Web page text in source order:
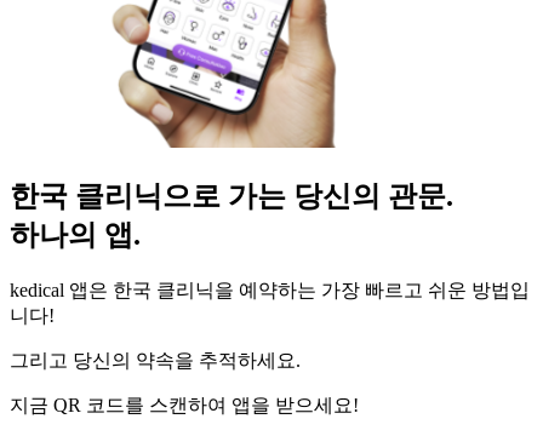
한국 클리닉으로 가는 당신의 관문.
하나의 앱.
kedical 앱은 한국 클리닉을 예약하는 가장 빠르고 쉬운 방법입
니다!
그리고 당신의 약속을 추적하세요.
지금 QR 코드를 스캔하여 앱을 받으세요!